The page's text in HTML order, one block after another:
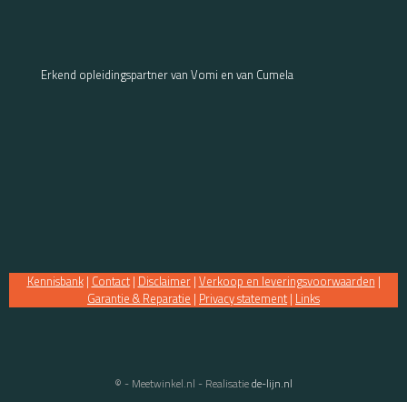
Erkend opleidingspartner van Vomi en van Cumela
Kennisbank| Contact| Disclaimer| Verkoop en leveringsvoorwaarden |
Garantie & Reparatie | Privacy statement | Links
© - Meetwinkel.nl - Realisatiede-lijn.nl